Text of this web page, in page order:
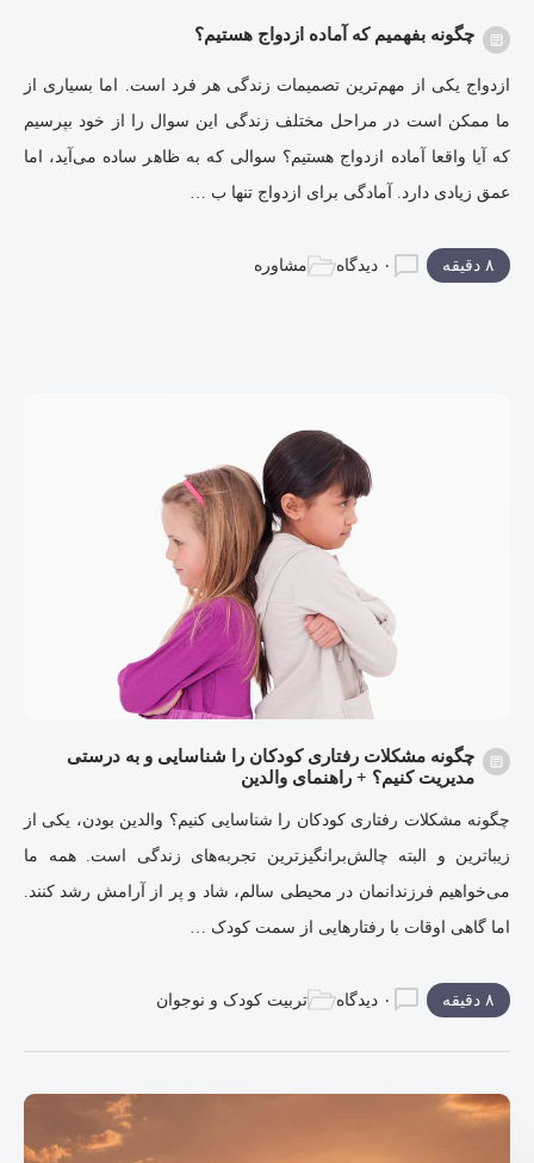
چگونه بفهمیم که آماده ازدواج هستیم؟
ازدواج یکی از مهم‌ترین تصمیمات زندگی هر فرد است. اما بسیاری از
ما ممکن است در مراحل مختلف زندگی این سوال را از خود بپرسیم
که آیا واقعا آماده ازدواج هستیم؟ سوالی که به ظاهر ساده می‌آید، اما
عمق زیادی دارد. آمادگی برای ازدواج تنها ب …
۸ دقیقه ۰ دیدگاه مشاوره
چگونه مشکلات رفتاری کودکان را شناسایی و به درستی
مدیریت کنیم؟ + راهنمای والدین
چگونه مشکلات رفتاری کودکان را شناسایی کنیم؟ والدین بودن، یکی از
زیباترین و البته چالش‌برانگیزترین تجربه‌های زندگی است. همه ما
می‌خواهیم فرزندانمان در محیطی سالم، شاد و پر از آرامش رشد کنند.
اما گاهی اوقات با رفتارهایی از سمت کودک …
۸ دقیقه ۰ دیدگاه تربیت کودک و نوجوان